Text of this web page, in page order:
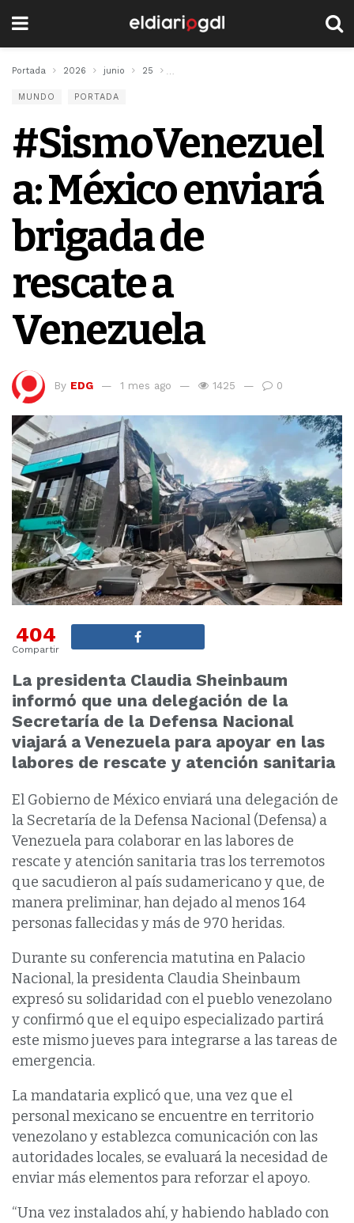
Portada 2026 junio 25
MUNDO PORTADA
#SismoVenezuel
a: México enviará
brigada de
rescate a
Venezuela
By EDG 1 mes ago 1425 0
404
Compartir
La presidenta Claudia Sheinbaum
informó que una delegación de la
Secretaría de la Defensa Nacional
viajará a Venezuela para apoyar en las
labores de rescate y atención sanitaria
El Gobierno de México enviará una delegación de
la Secretaría de la Defensa Nacional (Defensa) a
Venezuela para colaborar en las labores de
rescate y atención sanitaria tras los terremotos
que sacudieron al país sudamericano y que, de
manera preliminar, han dejado al menos 164
personas fallecidas y más de 970 heridas.
Durante su conferencia matutina en Palacio
Nacional, la presidenta Claudia Sheinbaum
expresó su solidaridad con el pueblo venezolano
y confirmó que el equipo especializado partirá
este mismo jueves para integrarse a las tareas de
emergencia.
La mandataria explicó que, una vez que el
personal mexicano se encuentre en territorio
venezolano y establezca comunicación con las
autoridades locales, se evaluará la necesidad de
enviar más elementos para reforzar el apoyo.
“Una vez instalados ahí, y habiendo hablado con